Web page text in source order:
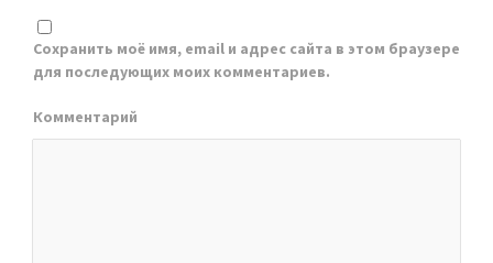
Сохранить моё имя, email и адрес сайта в этом браузере
для последующих моих комментариев.
Комментарий